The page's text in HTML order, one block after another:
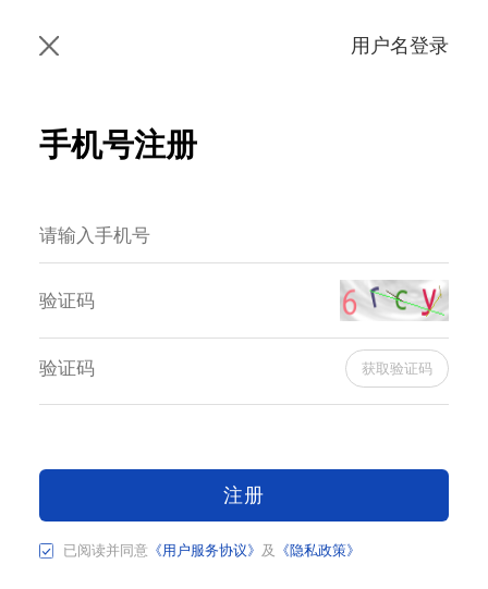
用户名登录
手机号注册
获取验证码
注册
已阅读并同意 《用户服务协议》 及 《隐私政策》